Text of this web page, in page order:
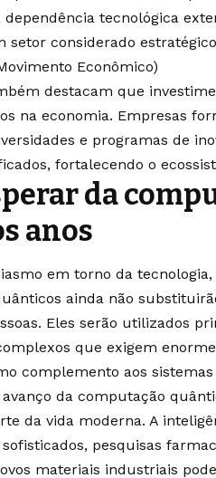
tecnológica
considerado
Econômico)
destacam que
na economia. Empresas
e programas de
fortalecendo o
da
anos
em torno da
ainda não
Eles serão utilizados
que exigem
complemento aos sistemas
avanço da computação
da vida moderna. A
pesquisas
materiais industriais